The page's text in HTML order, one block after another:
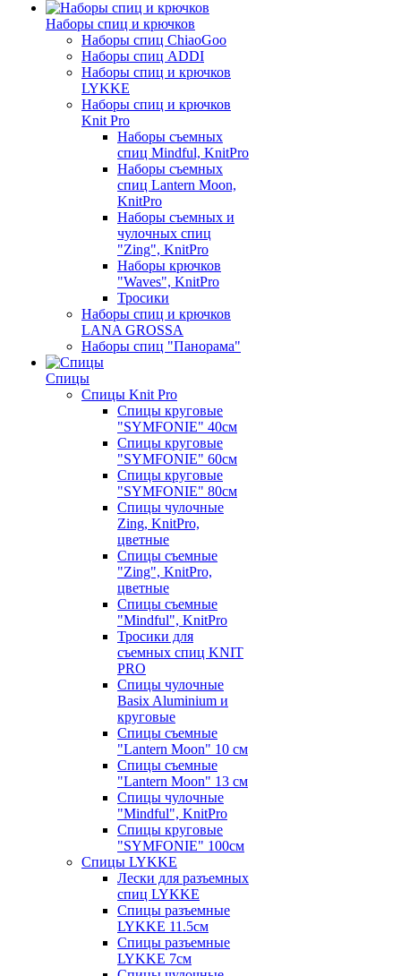
Наборы спиц и крючков
Наборы спиц ChiaoGoo
Наборы спиц ADDI
Наборы спиц и крючков
LYKKE
Наборы спиц и крючков
Knit Pro
Наборы съемных
спиц Mindful, KnitPro
Наборы съемных
спиц Lantern Moon,
KnitPro
Наборы съемных и
чулочных спиц
"Zing", KnitPro
Наборы крючков
"Waves", KnitPro
Тросики
Наборы спиц и крючков
LANA GROSSA
Наборы спиц "Панорама"
Спицы
Спицы Knit Pro
Спицы круговые
"SYMFONIE" 40см
Спицы круговые
"SYMFONIE" 60см
Спицы круговые
"SYMFONIE" 80см
Спицы чулочные
Zing, KnitPro,
цветные
Спицы съемные
"Zing", KnitPro,
цветные
Спицы съемные
"Mindful", KnitPro
Тросики для
съемных спиц KNIT
PRO
Спицы чулочные
Basix Aluminium и
круговые
Спицы съемные
"Lantern Moon" 10 см
Спицы съемные
"Lantern Moon" 13 см
Спицы чулочные
"Mindful", KnitPro
Спицы круговые
"SYMFONIE" 100см
Спицы LYKKE
Лески для разъемных
спиц LYKKE
Спицы разъемные
LYKKE 11.5см
Спицы разъемные
LYKKE 7см